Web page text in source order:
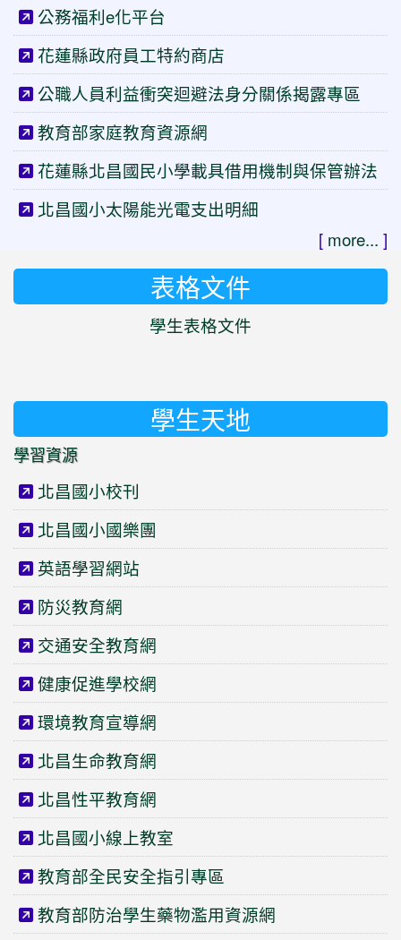
公務福利e化平台
花蓮縣政府員工特約商店
公職人員利益衝突迴避法身分關係揭露專區
教育部家庭教育資源網
花蓮縣北昌國民小學載具借用機制與保管辦法
北昌國小太陽能光電支出明細
[ more... ]
表格文件
學生表格文件
學生天地
學習資源
北昌國小校刊
北昌國小國樂團
英語學習網站
防災教育網
交通安全教育網
健康促進學校網
環境教育宣導網
北昌生命教育網
北昌性平教育網
北昌國小線上教室
教育部全民安全指引專區
教育部防治學生藥物濫用資源網